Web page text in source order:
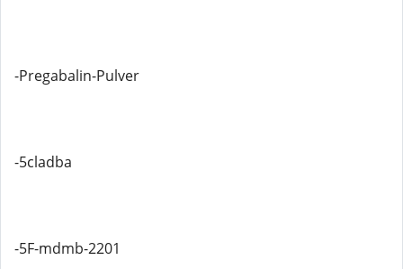
-Pregabalin-Pulver
-5cladba
-5F-mdmb-2201